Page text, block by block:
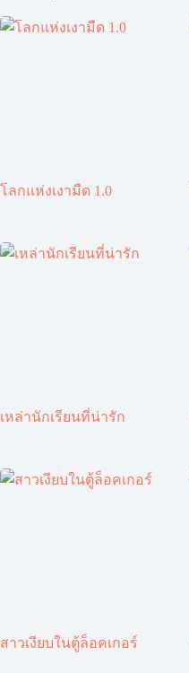
โลกแห่งเงามืด 1.0
เหล่านักเรียนที่น่ารัก
สาวเงียบในตู้ล็อคเกอร์